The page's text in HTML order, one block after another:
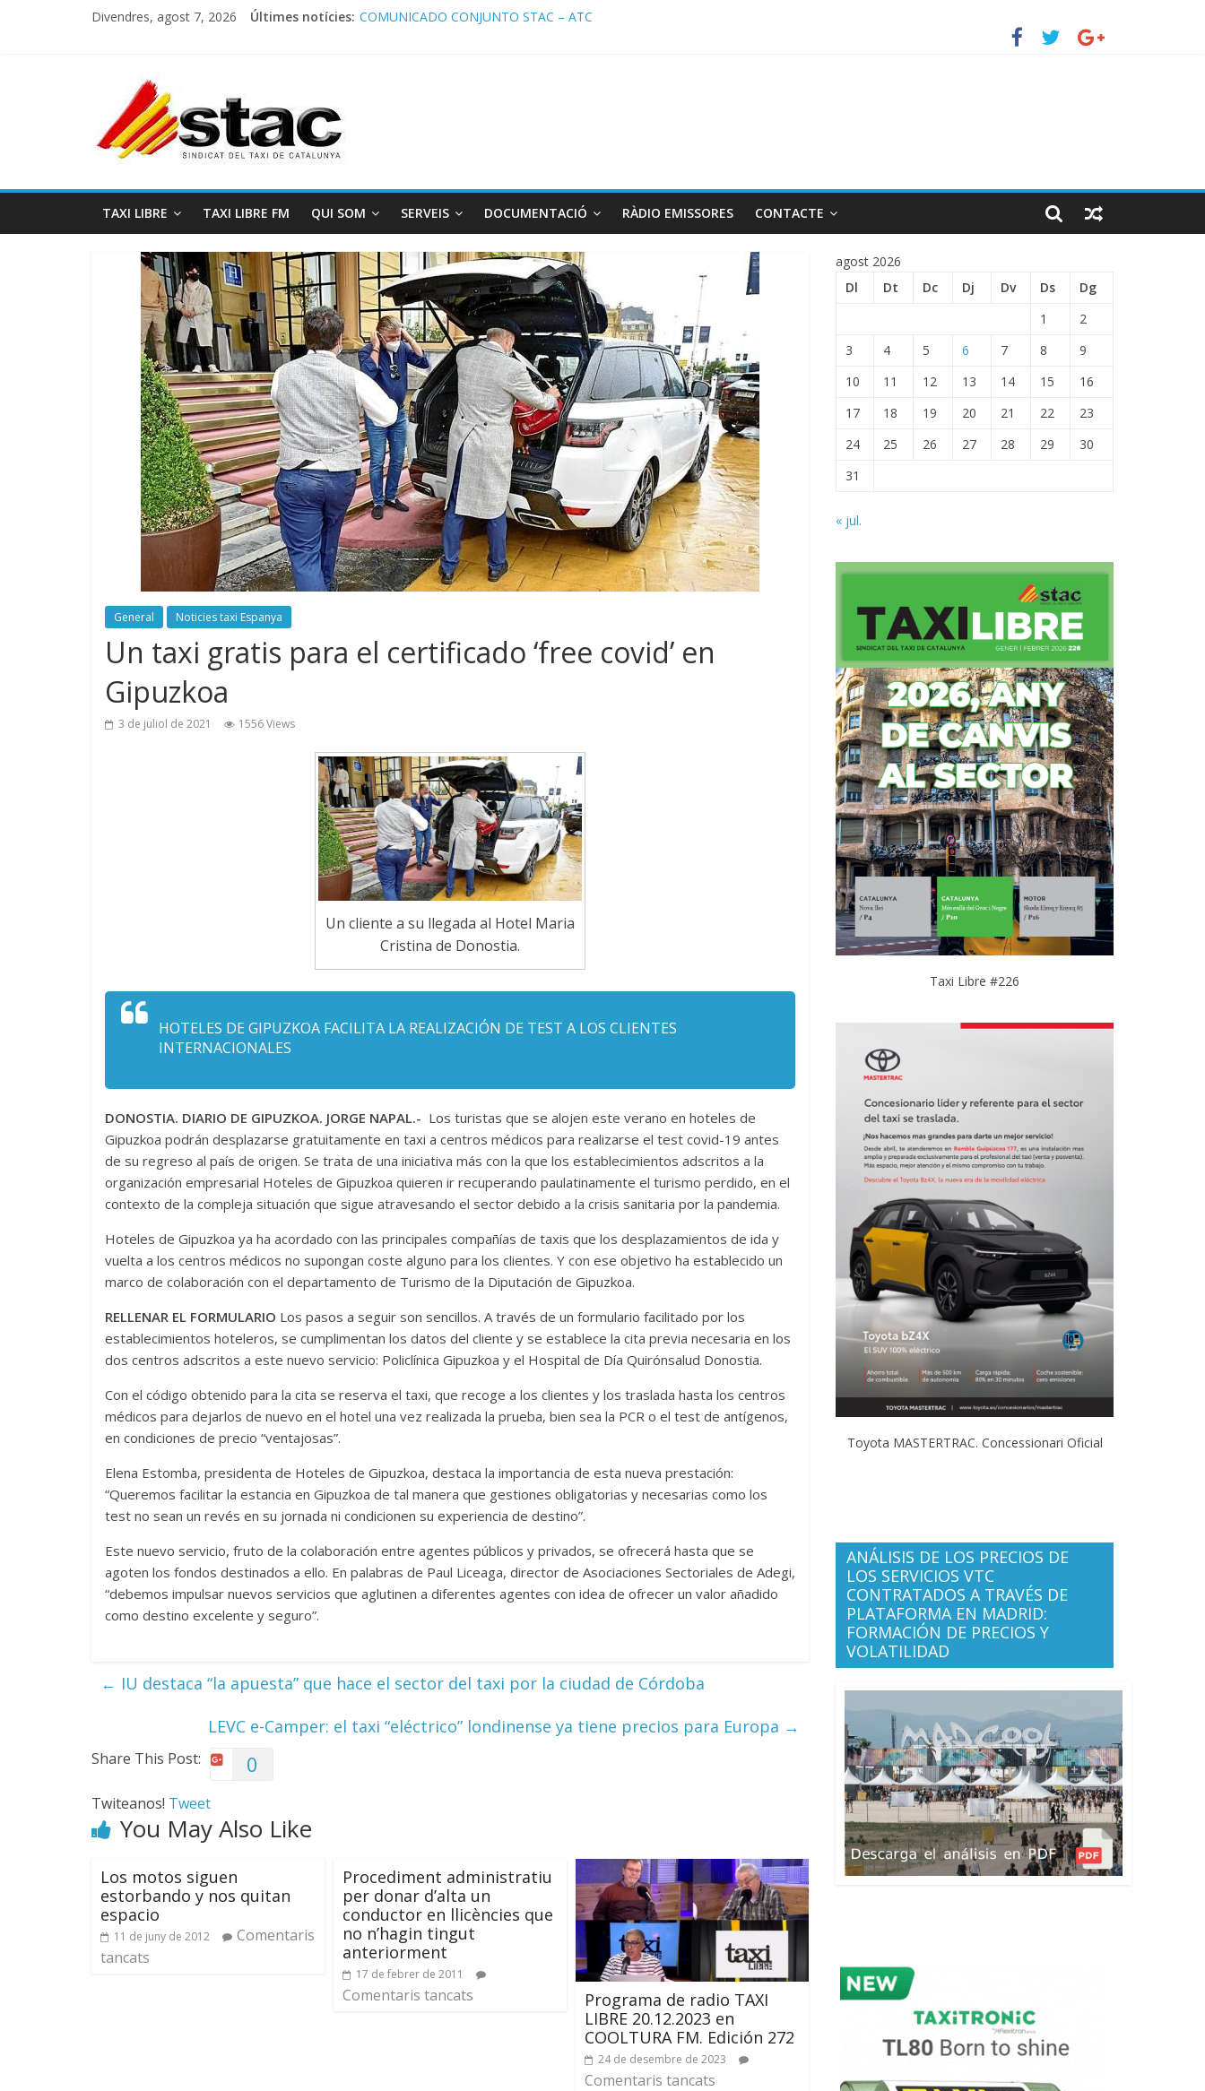
Divendres, agost 7, 2026 Últimes notícies: COMUNICADO CONJUNTO STAC – ATC
TAXI LIBRE TAXI LIBRE FM QUI SOM SERVEIS DOCUMENTACIÓ RÀDIO EMISSORES CONTACTE
General Noticies taxi Espanya
Un taxi gratis para el certificado ‘free covid’ en
Gipuzkoa
3 de juliol de 2021 1556 Views
Un cliente a su llegada al Hotel Maria
Cristina de Donostia.
HOTELES DE GIPUZKOA FACILITA LA REALIZACIÓN DE TEST A LOS CLIENTES
INTERNACIONALES
DONOSTIA. DIARIO DE GIPUZKOA. JORGE NAPAL.- Los turistas que se alojen este verano en hoteles de
Gipuzkoa podrán desplazarse gratuitamente en taxi a centros médicos para realizarse el test covid-19 antes
de su regreso al país de origen. Se trata de una iniciativa más con la que los establecimientos adscritos a la
organización empresarial Hoteles de Gipuzkoa quieren ir recuperando paulatinamente el turismo perdido, en el
contexto de la compleja situación que sigue atravesando el sector debido a la crisis sanitaria por la pandemia.
Hoteles de Gipuzkoa ya ha acordado con las principales compañías de taxis que los desplazamientos de ida y
vuelta a los centros médicos no supongan coste alguno para los clientes. Y con ese objetivo ha establecido un
marco de colaboración con el departamento de Turismo de la Diputación de Gipuzkoa.
RELLENAR EL FORMULARIO Los pasos a seguir son sencillos. A través de un formulario facilitado por los
establecimientos hoteleros, se cumplimentan los datos del cliente y se establece la cita previa necesaria en los
dos centros adscritos a este nuevo servicio: Policlínica Gipuzkoa y el Hospital de Día Quirónsalud Donostia.
Con el código obtenido para la cita se reserva el taxi, que recoge a los clientes y los traslada hasta los centros
médicos para dejarlos de nuevo en el hotel una vez realizada la prueba, bien sea la PCR o el test de antígenos,
en condiciones de precio “ventajosas”.
Elena Estomba, presidenta de Hoteles de Gipuzkoa, destaca la importancia de esta nueva prestación:
“Queremos facilitar la estancia en Gipuzkoa de tal manera que gestiones obligatorias y necesarias como los
test no sean un revés en su jornada ni condicionen su experiencia de destino”.
Este nuevo servicio, fruto de la colaboración entre agentes públicos y privados, se ofrecerá hasta que se
agoten los fondos destinados a ello. En palabras de Paul Liceaga, director de Asociaciones Sectoriales de Adegi,
“debemos impulsar nuevos servicios que aglutinen a diferentes agentes con idea de ofrecer un valor añadido
como destino excelente y seguro”.
← IU destaca “la apuesta” que hace el sector del taxi por la ciudad de Córdoba
LEVC e-Camper: el taxi “eléctrico” londinense ya tiene precios para Europa →
Share This Post: 0
Twiteanos! Tweet
You May Also Like
Los motos siguen
estorbando y nos quitan
espacio
11 de juny de 2012
Comentaris
tancats
Procediment administratiu
per donar d’alta un
conductor en llicències que
no n’hagin tingut
anteriorment
17 de febrer de 2011
Comentaris tancats
Programa de radio TAXI
LIBRE 20.12.2023 en
COOLTURA FM. Edición 272
24 de desembre de 2023
Comentaris tancats
agost 2026
Dl
Dt Dc Dj Dv Ds
Dg
1
2
3
4 5 6 7 8
9
10
11 12 13 14 15
16
17
18 19 20 21 22
23
24
25 26 27 28 29
30
31
« jul.
Taxi Libre #226
Toyota MASTERTRAC. Concessionari Oficial
ANÁLISIS DE LOS PRECIOS DE
LOS SERVICIOS VTC
CONTRATADOS A TRAVÉS DE
PLATAFORMA EN MADRID:
FORMACIÓN DE PRECIOS Y
VOLATILIDAD